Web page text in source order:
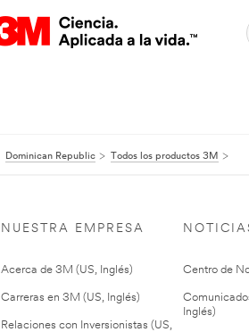
Dominican Republic Todos los productos 3M
NUESTRA EMPRESA
Acerca de 3M (US, Inglés)
Carreras en 3M (US, Inglés)
Relaciones con Inversionistas (US,
Centro de
Inglés)